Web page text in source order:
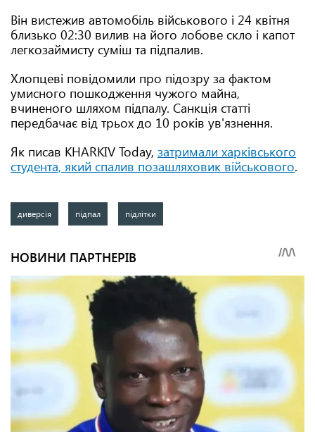
Він вистежив автомобіль військового і 24 квітня
близько 02:30 вилив на його лобове скло і капот
легкозаймисту суміш та підпалив.
Хлопцеві повідомили про підозру за фактом
умисного пошкодження чужого майна,
вчиненого шляхом підпалу. Санкція статті
передбачає від трьох до 10 років ув'язнення.
Як писав KHARKIV Today, затримали харківського
студента, який спалив позашляховик військового.
диверсія підпал підлітки